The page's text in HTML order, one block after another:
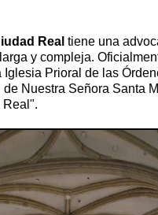
Real tiene una
y compleja.
Iglesia Prioral de las
Nuestra Señora Santa
Real".